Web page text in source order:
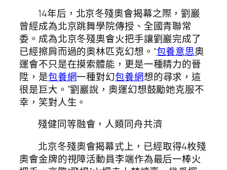
14年后，北京冬殘奧會揭幕之際，劉巖
曾經成為北京跳舞學院傳授、全國青聯常
委。成為北京冬殘奧會火把手讓劉巖完成了
已經擦肩而過的奧林匹克幻想。“包養意思奧
運會不只是在摸索體能，更是一種精力的晉
陞，是包養網一種對幻包養網想的尋求，這
很是巨大。”劉巖說，奧運幻想鼓勵她克服不
幸，笑對人生。
殘健同等融會，人類同舟共濟
北京冬殘奧會揭幕式上，已經取得4枚殘
奧會金牌的視障活動員李端作為最后一棒火